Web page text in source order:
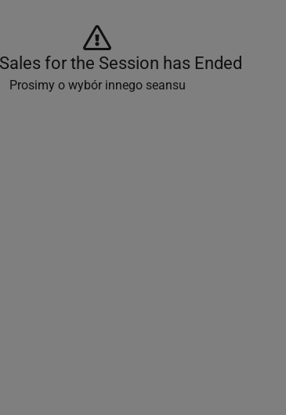
for the Session has Ended
Prosimy o wybór innego seansu